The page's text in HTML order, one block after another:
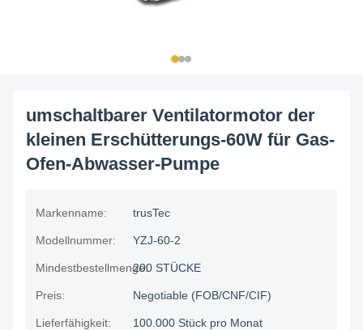
umschaltbarer Ventilatormotor der
kleinen Erschütterungs-60W für Gas-
Ofen-Abwasser-Pumpe
Markenname: trusTec
Modellnummer: YZJ-60-2
Mindestbestellmenge:200 STÜCKE
Preis: Negotiable (FOB/CNF/CIF)
Lieferfähigkeit: 100.000 Stück pro Monat